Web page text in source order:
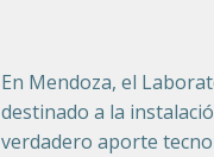
En Mendoza, el
destinado a la
verdadero aporte